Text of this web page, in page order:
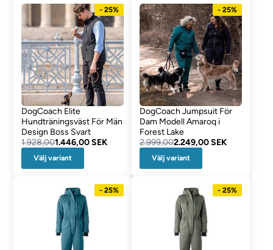
- 25%
DogCoach Elite
Hundträningsväst För Män
Design Boss Svart
1.928,001.446,00 SEK
Välj variant
- 25%
DogCoach Jumpsuit För
Dam Modell Amaroq i
Forest Lake
2.999,002.249,00 SEK
Välj variant
- 25% - 25%